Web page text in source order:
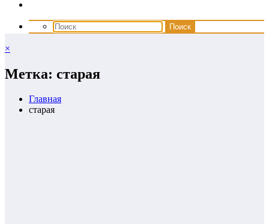
×
Метка: старая
Главная
старая